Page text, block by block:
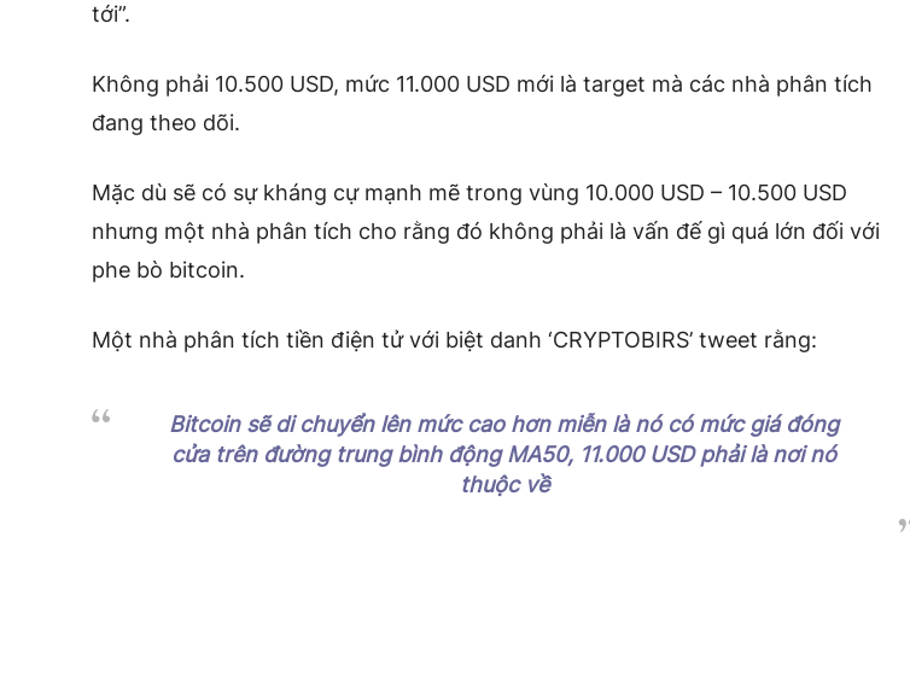
tới”.
Không phải 10.500 USD, mức 11.000 USD mới là target mà các nhà phân tích
đang theo dõi.
Mặc dù sẽ có sự kháng cự mạnh mẽ trong vùng 10.000 USD – 10.500 USD
nhưng một nhà phân tích cho rằng đó không phải là vấn đế gì quá lớn đối với
phe bò bitcoin.
Một nhà phân tích tiền điện tử với biệt danh ‘CRYPTOBIRS’ tweet rằng:
Bitcoin sẽ di chuyển lên mức cao hơn miễn là nó có mức giá đóng
cửa trên đường trung bình động MA50, 11.000 USD phải là nơi nó
thuộc về